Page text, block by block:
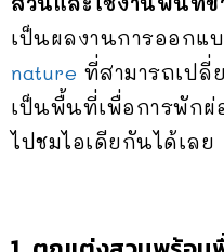
เป็นผลงานการออกแ
nature ที่สามารถเป
เป็นพื้นที่เพื่อการพักผ่
ไปชมไอเดียกันได้เลย